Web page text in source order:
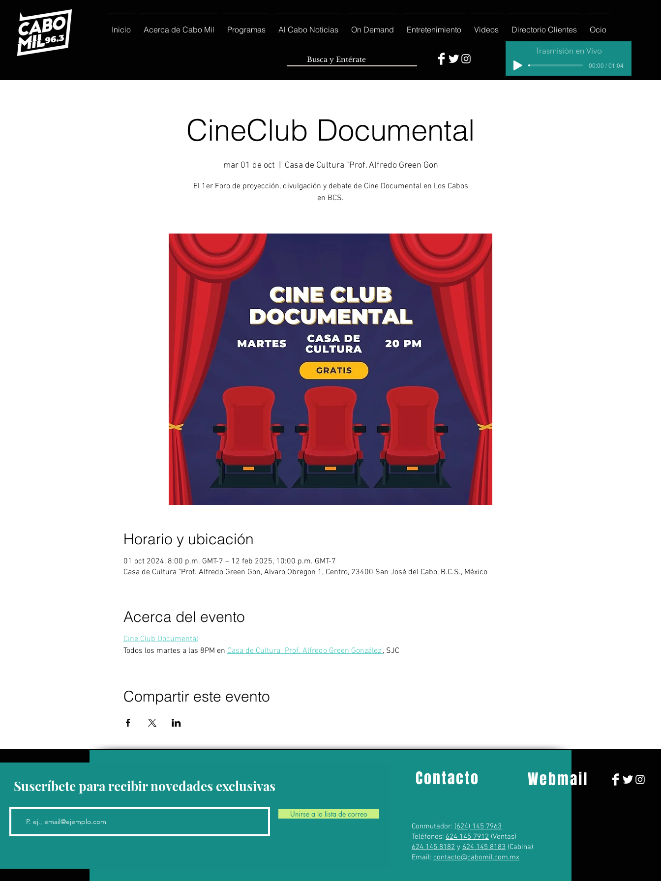
Inicio Acerca de Cabo Mil Programas Al Cabo Noticias On Demand Entretenimiento Videos Directorio Clientes Ocio
Trasmisión en Vivo
00:00 / 01:04
CineClub Documental
mar 01 de oct Casa de Cultura "Prof. Alfredo Green Gon
El 1er Foro de proyección, divulgación y debate de Cine Documental en Los Cabos
en BCS.
Horario y ubicación
01 oct 2024, 8:00 p.m. GMT-7 – 12 feb 2025, 10:00 p.m. GMT-7
Casa de Cultura "Prof. Alfredo Green Gon, Alvaro Obregon 1, Centro, 23400 San José del Cabo, B.C.S., México
Acerca del evento
Cine Club Documental
Todos los martes a las 8PM enCasa de Cultura "Prof. Alfredo Green González", SJC
Compartir este evento
Suscríbete para recibir novedades exclusivas
Unirse a la lista de correo
Contacto Webmail
Conmutador: (624) 145 7963
Teléfonos: 624 145 7912 (Ventas)
624 145 8182 y 624 145 8183 (Cabina)
Email: contacto@cabomil.com.mx